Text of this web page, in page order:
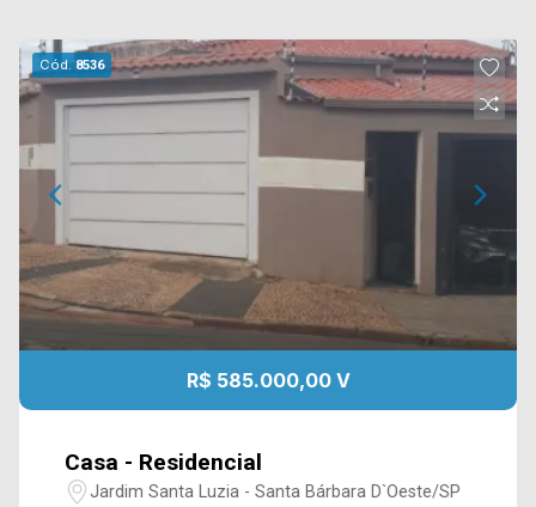
Cód. 8536
R$ 585.000,00 V
Casa - Residencial
Jardim Santa Luzia - Santa Bárbara D`Oeste/SP